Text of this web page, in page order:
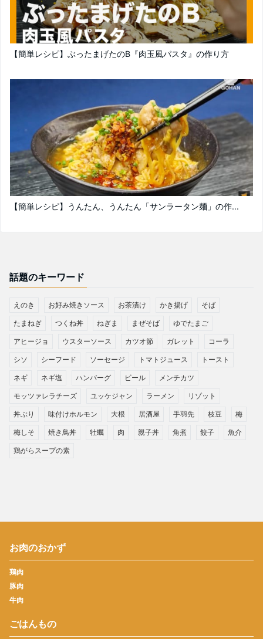
【簡単レシピ】ぶったまげたのB『肉玉風パスタ』の作り方
【簡単レシピ】うんたん、うんたん「サンラータン麺」の作...
話題のキーワード
えのき お好み焼きソース お茶漬け かき揚げ そば
たまねぎ つくね丼 ねぎま まぜそば ゆでたまご
アヒージョ ウスターソース カツオ節 ガレット コーラ
シソ シーフード ソーセージ トマトジュース トースト
ネギ ネギ塩 ハンバーグ ビール メンチカツ
モッツァレラチーズ ユッケジャン ラーメン リゾット
丼ぶり 味付けホルモン 大根 居酒屋 手羽先 枝豆 梅
梅しそ 焼き鳥丼 牡蠣 肉 親子丼 角煮 餃子 魚介
鶏がらスープの素
お肉のおかず
鶏肉
豚肉
牛肉
ごはんもの